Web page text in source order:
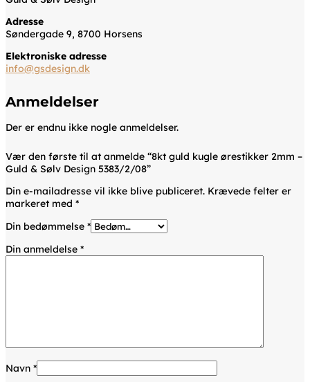
Adresse
Søndergade 9, 8700 Horsens
Elektroniske adresse
info@gsdesign.dk
Anmeldelser
Der er endnu ikke nogle anmeldelser.
Vær den første til at anmelde “8kt guld kugle ørestikker 2mm –
Guld & Sølv Design 5383/2/08”
Din e-mailadresse vil ikke blive publiceret. Krævede felter er
markeret med *
Din bedømmelse *
Din anmeldelse *
Navn *